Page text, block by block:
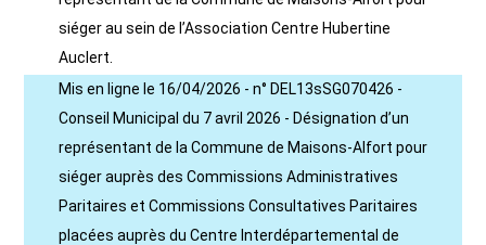
siéger au sein de l’Association Centre Hubertine
Auclert.
Mis en ligne le 16/04/2026 - n° DEL13sSG070426 -
Conseil Municipal du 7 avril 2026 - Désignation d’un
représentant de la Commune de Maisons-Alfort pour
siéger auprès des Commissions Administratives
Paritaires et Commissions Consultatives Paritaires
placées auprès du Centre Interdépartemental de